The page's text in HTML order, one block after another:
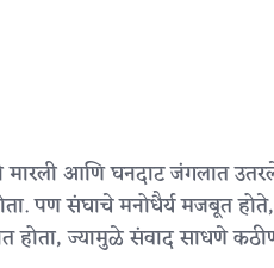
मारली आणि घनदाट जंगलात
पण संघाचे मनोधैर्य मजबूत
होता, ज्यामुळे संवाद साधणे